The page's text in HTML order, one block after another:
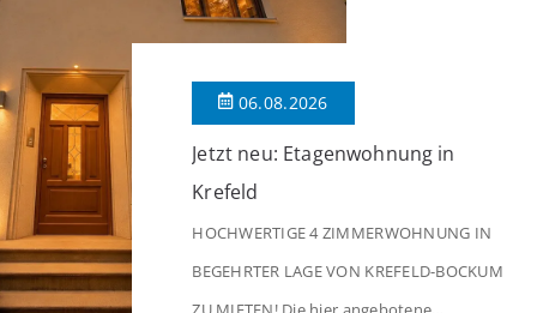
06.08.2026
Jetzt neu: Etagenwohnung in
Krefeld
HOCHWERTIGE 4 ZIMMERWOHNUNG IN
BEGEHRTER LAGE VON KREFELD-BOCKUM